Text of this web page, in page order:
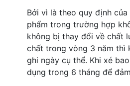
Bởi vì là theo quy định của
phẩm trong trường hợp
không bị thay đổi về chất
chất trong vòng 3 năm thì
ghi ngày cụ thể. Khi xé
dụng trong 6 tháng để